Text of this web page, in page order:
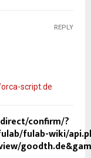
script.de
REPLY
confirm/?
fulab-wiki/